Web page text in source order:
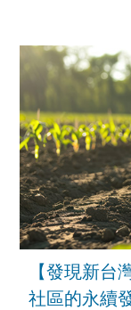
【發現新台
社區的永續